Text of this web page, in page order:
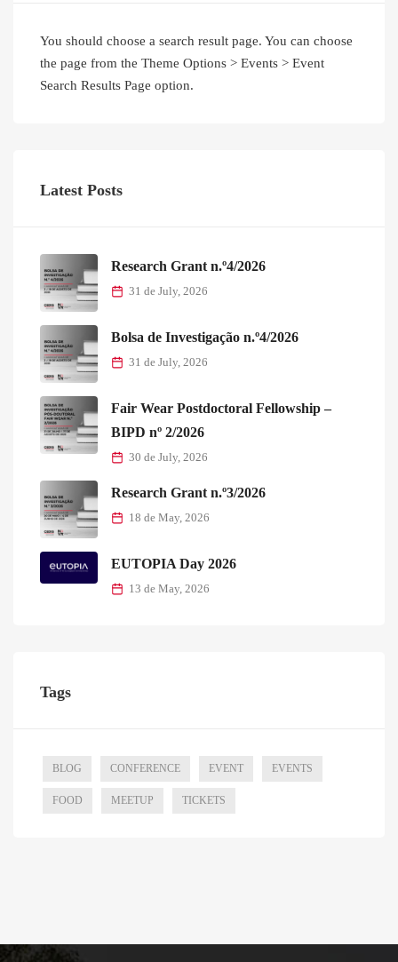
You should choose a search result page. You can choose
the page from the Theme Options > Events > Event
Search Results Page option.
Latest Posts
Research Grant n.º4/2026
31 de July, 2026
Bolsa de Investigação n.º4/2026
31 de July, 2026
Fair Wear Postdoctoral Fellowship –
BIPD nº 2/2026
30 de July, 2026
Research Grant n.º3/2026
18 de May, 2026
EUTOPIA Day 2026
13 de May, 2026
Tags
BLOG CONFERENCE EVENT EVENTS
FOOD MEETUP TICKETS